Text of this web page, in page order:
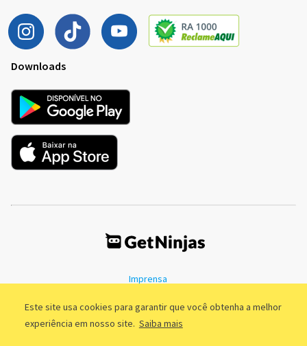
Este site usa cookies para garantir que você obtenha a melhor
experiência em nosso site. Saiba mais
Downloads
Imprensa
Política de Privacidade